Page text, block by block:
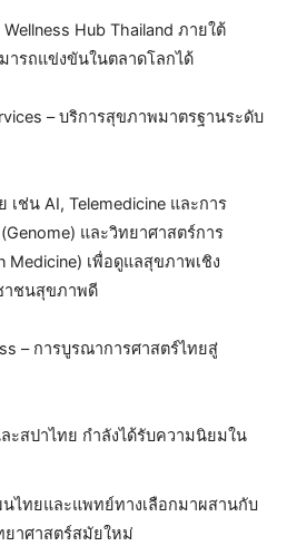
Hub Thailand ภายใต้
ารถแข่งขันในตลาดโลกได้
– บริการสุขภาพมาตรฐานระดับ
เช่น AI, Telemedicine และการ
และวิทยาศาสตร์การ
เพื่อดูแลสุขภาพเชิง
าชนสุขภาพดี
– การบูรณาการศาสตร์ไทยสู่
ะสปาไทย กำลังได้รับความนิยมใน
ไทยและแพทย์ทางเลือกมาผสานกับ
ยาศาสตร์สมัยใหม่